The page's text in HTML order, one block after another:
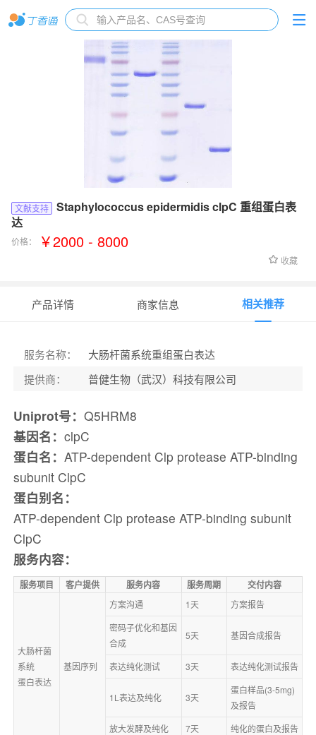
文献支持
Staphylococcus epidermidis clpC 重组蛋白表
达
价格： ￥2000 - 8000
收藏
产品详情 商家信息 相关推荐
服务名称：
大肠杆菌系统重组蛋白表达
提供商： 普健生物（武汉）科技有限公司
Uniprot号： Q5HRM8
基因名： clpC
蛋白名： ATP-dependent Clp protease ATP-binding
subunit ClpC
蛋白别名：
ATP-dependent Clp protease ATP-binding subunit
ClpC
服务内容：
服务项目 客户提供 服务内容 服务周期 交付内容
大肠杆菌
系统
蛋白表达
基因序列
方案沟通 1天
方案报告
密码子优化和基因
合成
5天 基因合成报告
表达纯化测试 3天 表达纯化测试报告
1L表达及纯化 3天
蛋白样品(3-5mg)
及报告
放大发酵及纯化
7天 纯化的蛋白及报告